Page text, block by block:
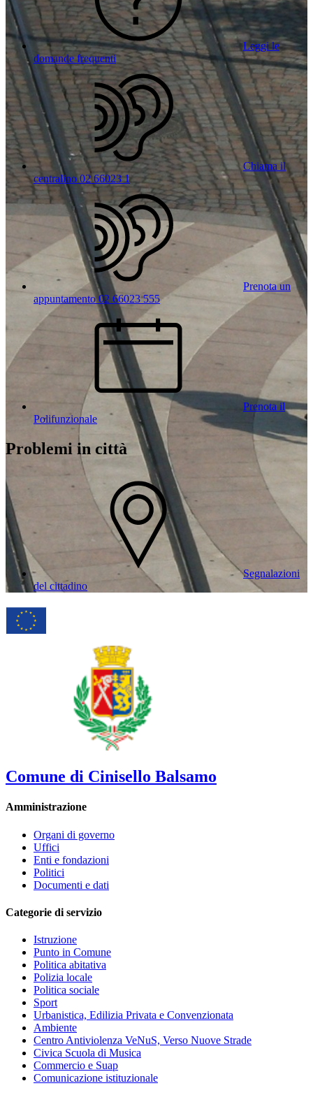
Leggi le
domande frequenti
Chiama il
centralino 02 66023 1
Prenota un
appuntamento 02 66023 555
Prenota il
Polifunzionale
Problemi in città
Segnalazioni
del cittadino
Comune di Cinisello Balsamo
Amministrazione
Organi di governo
Uffici
Enti e fondazioni
Politici
Documenti e dati
Categorie di servizio
Istruzione
Punto in Comune
Politica abitativa
Polizia locale
Politica sociale
Sport
Urbanistica, Edilizia Privata e Convenzionata
Ambiente
Centro Antiviolenza VeNuS, Verso Nuove Strade
Civica Scuola di Musica
Commercio e Suap
Comunicazione istituzionale